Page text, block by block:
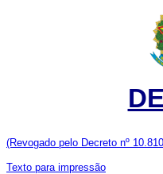
(Revogado pelo Decreto nº
Texto para impressão